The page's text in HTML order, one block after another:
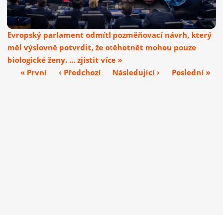
Evropský parlament odmítl pozměňovací návrh, který
měl výslovně potvrdit, že otěhotnět mohou pouze
biologické ženy. ... zjistit více »
« První
‹ Předchozí Následující › Poslední »